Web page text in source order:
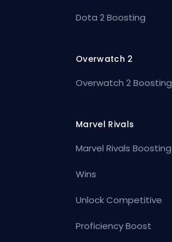
Dota 2 Boosting
Overwatch 2
Overwatch 2 Boosting
Marvel Rivals
Marvel Rivals Boosting
Wins
Unlock Competitive
Proficiency Boost